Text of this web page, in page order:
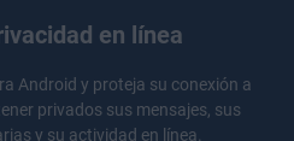
en línea
Android y proteja su conexión a
privados sus mensajes, sus
y su actividad en línea.